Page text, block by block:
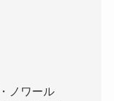
ノワール